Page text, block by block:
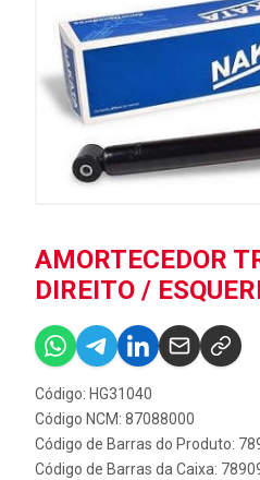
AMORTECEDOR
DIREITO /
Código: HG31040
Código NCM: 87088000
Código de Barras do Produto:
Código de Barras da Caixa: